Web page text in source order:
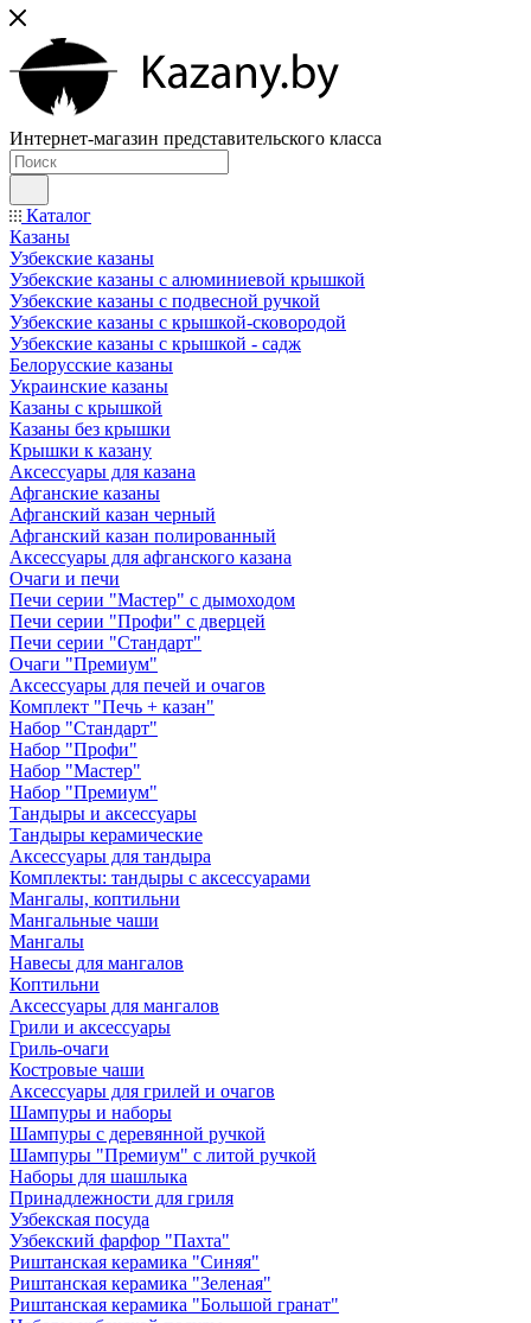
Интернет-магазин представительского класса
Каталог
Казаны
Узбекские казаны
Узбекские казаны с алюминиевой крышкой
Узбекские казаны с подвесной ручкой
Узбекские казаны с крышкой-сковородой
Узбекские казаны с крышкой - садж
Белорусские казаны
Украинские казаны
Казаны с крышкой
Казаны без крышки
Крышки к казану
Аксессуары для казана
Афганские казаны
Афганский казан черный
Афганский казан полированный
Аксессуары для афганского казана
Очаги и печи
Печи серии "Мастер" с дымоходом
Печи серии "Профи" с дверцей
Печи серии "Стандарт"
Очаги "Премиум"
Аксессуары для печей и очагов
Комплект "Печь + казан"
Набор "Стандарт"
Набор "Профи"
Набор "Мастер"
Набор "Премиум"
Тандыры и аксессуары
Тандыры керамические
Аксессуары для тандыра
Комплекты: тандыры с аксессуарами
Мангалы, коптильни
Мангальные чаши
Мангалы
Навесы для мангалов
Коптильни
Аксессуары для мангалов
Грили и аксессуары
Гриль-очаги
Костровые чаши
Аксессуары для грилей и очагов
Шампуры и наборы
Шампуры с деревянной ручкой
Шампуры "Премиум" с литой ручкой
Наборы для шашлыка
Принадлежности для гриля
Узбекская посуда
Узбекский фарфор "Пахта"
Риштанская керамика "Синяя"
Риштанская керамика "Зеленая"
Риштанская керамика "Большой гранат"